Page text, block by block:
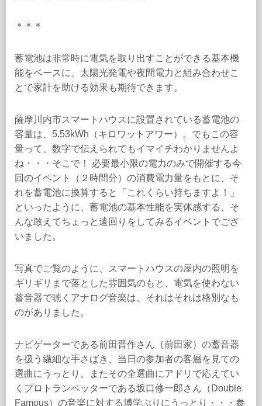
＊＊＊
蓄電池は非常時に電気を取り出すことができる基本機
能をベースに、太陽光発電や夜間電力と組み合わせこ
とで家計を助ける効果も期待できます。
薩摩川内市スマートハウスに設置されている蓄電池の
容量は、5.53kWh（キロワットアワー）。でもこの容
量って、数字で伝えられてもイマイチわかりませんよ
ね・・・そこで！ 必要最小限の電力のみで開催する今
回のイベント（２時間分）の消費電力量をもとに、そ
れを蓄電池に換算すると「これくらい持ちますよ！」
といったように、蓄電池の基本性能を実体感する、そ
んな敢えてちょっと遠回りをしてみるイベントでござ
いました。
写真でご覧のように、スマートハウスの屋内の照明を
ギリギリまで落とした雰囲気のもと、電気を使わない
蓄音器で聴くアナログ音楽は、それはそれは格別なも
のがありました。
ナビゲーターである前田晋作さん（前田家）の蓄音器
を扱う繊細な手さばき、当日の参加者の客層を見ての
選曲にうっとり。またその全選曲にアドリで応えてい
くプロトランペッターである坂口修一郎さん（Double
Famous）の音楽に対する博学ぶりにうっとり・・・参